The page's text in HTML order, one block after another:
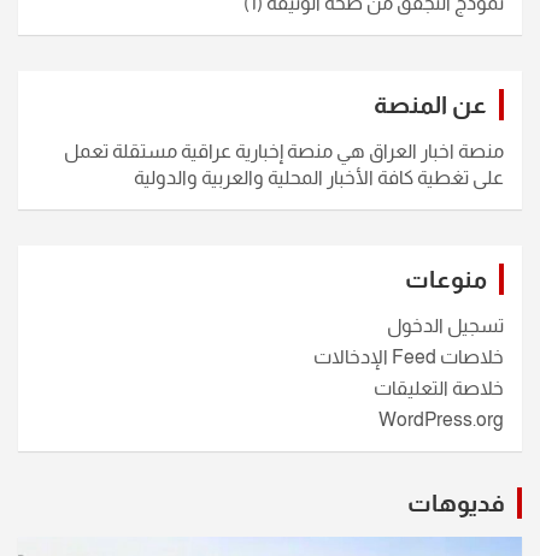
عن المنصة
منصة اخبار العراق هي منصة إخبارية عراقية مستقلة تعمل
على تغطية كافة الأخبار المحلية والعربية والدولية
منوعات
تسجيل الدخول
خلاصات Feed الإدخالات
خلاصة التعليقات
WordPress.org
فديوهات